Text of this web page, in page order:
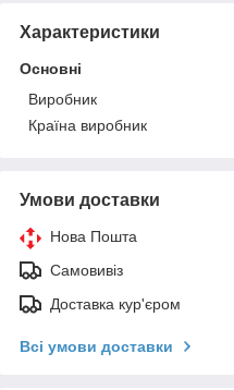
Характеристики
Основні
Виробник
Країна виробник
Умови доставки
Нова Пошта
Самовивіз
Доставка кур'єром
Всі умови доставки